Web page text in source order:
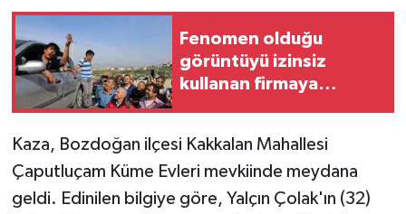
Fenomen olduğu
görüntüyü izinsiz
kullanan firmaya
Kaza, Bozdoğan ilçesi Kakkalan Mahallesi
Çaputluçam Küme Evleri mevkiinde meydana
geldi. Edinilen bilgiye göre, Yalçın Çolak'ın (32)